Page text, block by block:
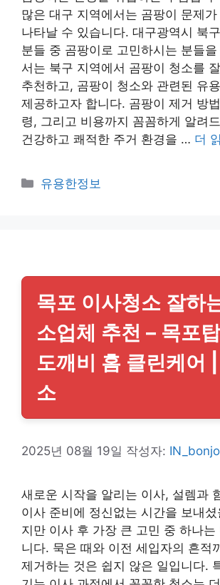
많은 대구 지역에서는 곰팡이 문제
나타날 수 있습니다. 대구광역시 북
분들 중 곰팡이로 고민하시는 분들
서는 북구 지역에서 곰팡이 청소를
추천하고, 곰팡이 청소와 관련된 유
제공하고자 합니다. 곰팡이 제거 방
령, 그리고 비용까지 꼼꼼하게 알려
건강하고 쾌적한 주거 환경을 … 더
카
유용한정보
목포 이사청소 잘하
소업체 추천 – 목포탑
도깨비 홈 클린케어
소
2025년 08월 19일 작성자:
새로운 시작을 알리는 이사, 설렘과
이사 준비에 정신없는 시간을 보내
지만 이사 후 가장 큰 고민 중 하나는
니다. 묵은 때와 이전 세입자의 흔적
제거하는 것은 쉽지 않은 일입니다.